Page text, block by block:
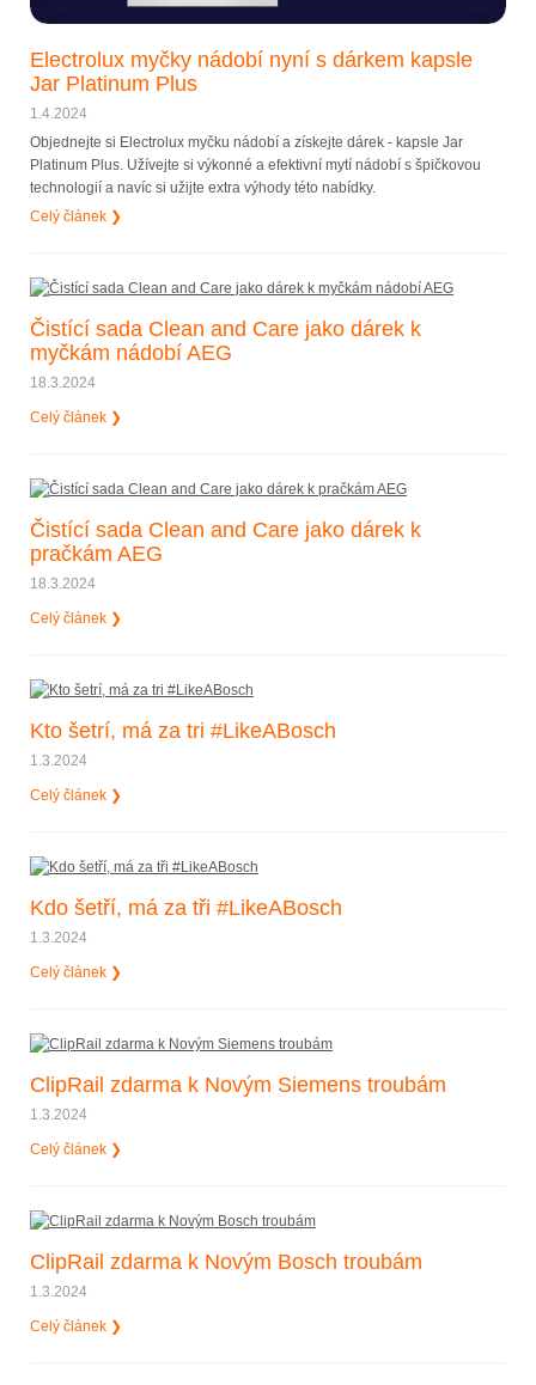
Electrolux myčky nádobí nyní s dárkem kapsle
Jar Platinum Plus
1.4.2024
Objednejte si Electrolux myčku nádobí a získejte dárek - kapsle Jar
Platinum Plus. Užívejte si výkonné a efektivní mytí nádobí s špičkovou
technologií a navíc si užijte extra výhody této nabídky.
Celý článek ❯
Čistící sada Clean and Care jako dárek k
myčkám nádobí AEG
18.3.2024
Celý článek ❯
Čistící sada Clean and Care jako dárek k
pračkám AEG
18.3.2024
Celý článek ❯
Kto šetrí, má za tri #LikeABosch
1.3.2024
Celý článek ❯
Kdo šetří, má za tři #LikeABosch
1.3.2024
Celý článek ❯
ClipRail zdarma k Novým Siemens troubám
1.3.2024
Celý článek ❯
ClipRail zdarma k Novým Bosch troubám
1.3.2024
Celý článek ❯